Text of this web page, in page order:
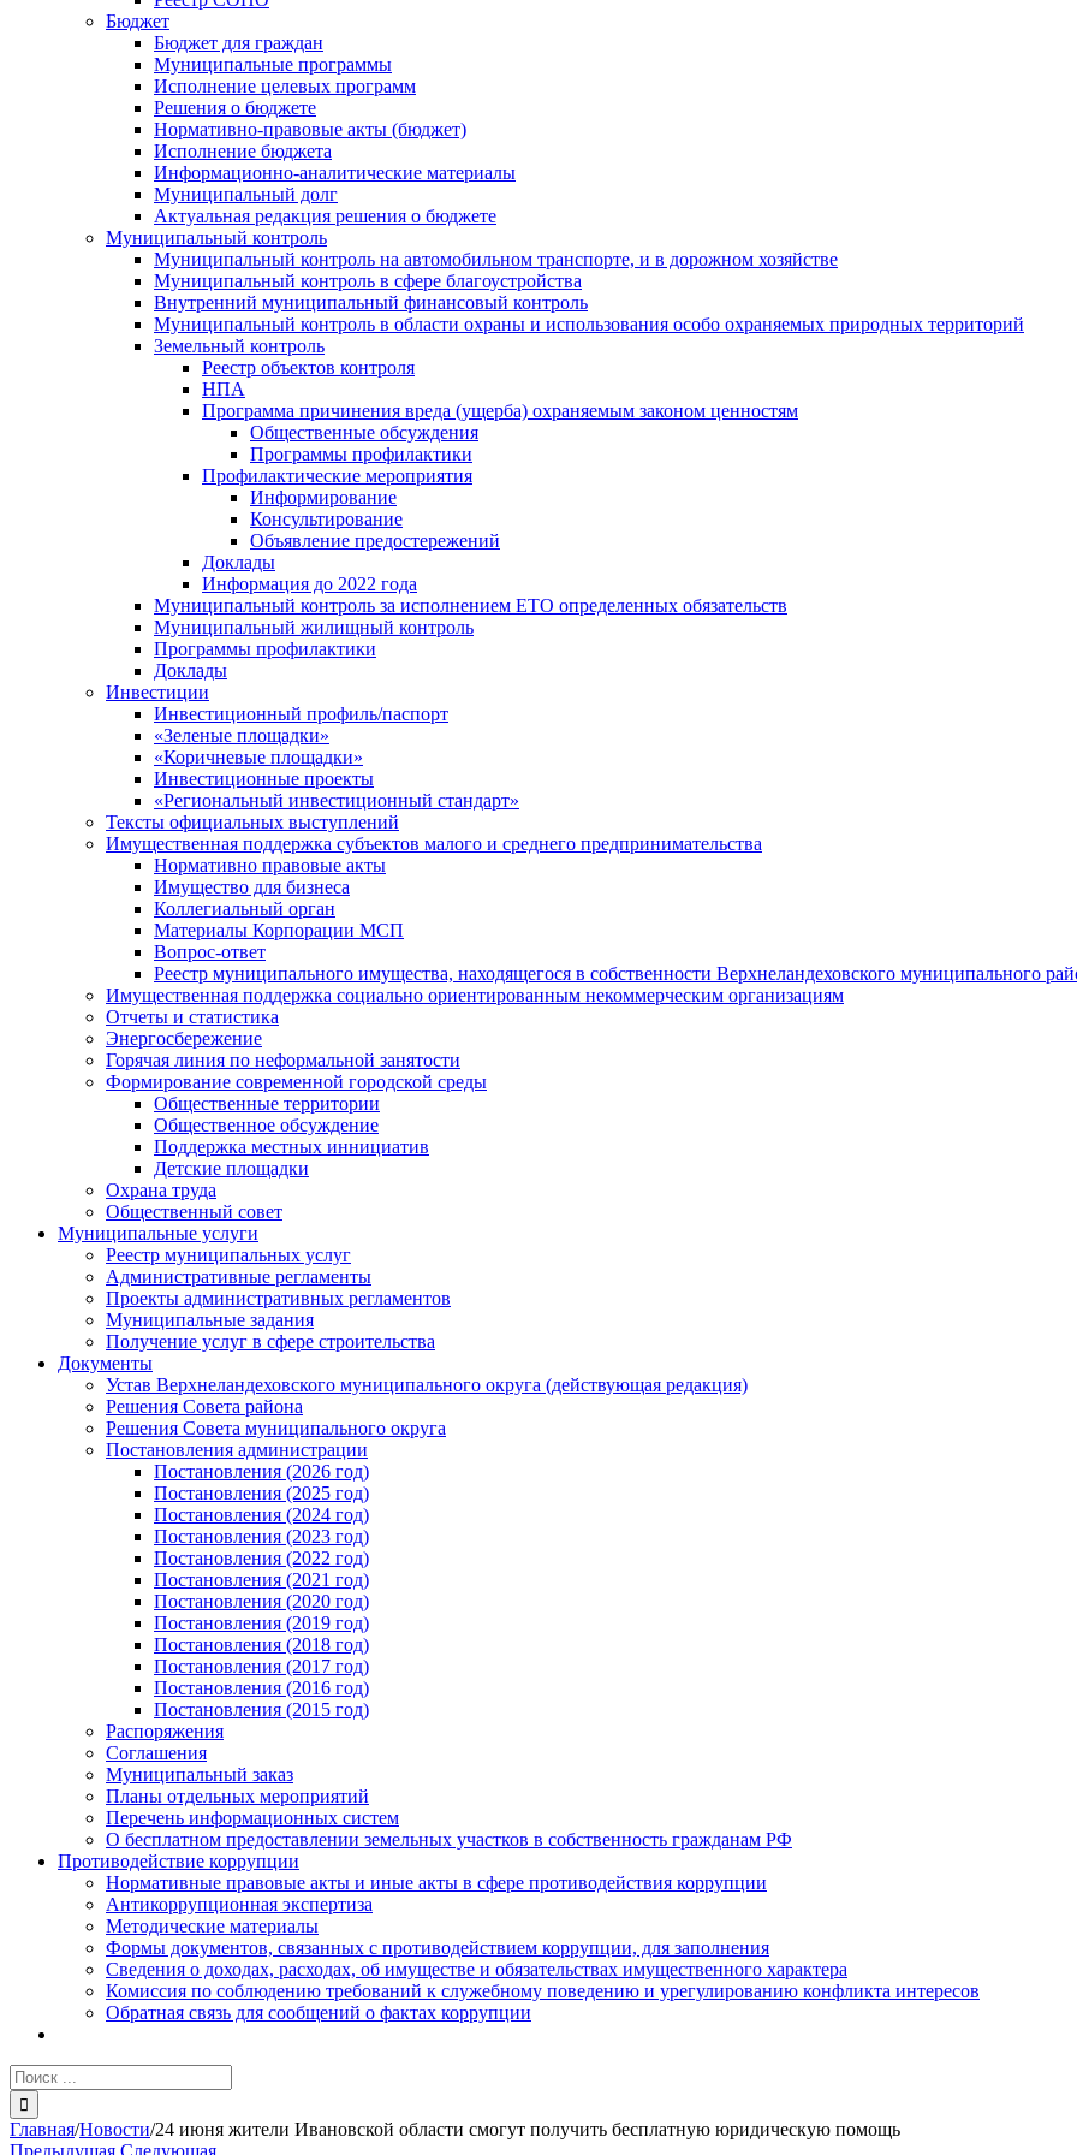
Бюджет
Бюджет для граждан
Муниципальные программы
Исполнение целевых программ
Решения о бюджете
Нормативно-правовые акты (бюджет)
Исполнение бюджета
Информационно-аналитические материалы
Муниципальный долг
Актуальная редакция решения о бюджете
Муниципальный контроль
Муниципальный контроль на автомобильном транспорте, и в дорожном хозяйстве
Муниципальный контроль в сфере благоустройства
Внутренний муниципальный финансовый контроль
Муниципальный контроль в области охраны и использования особо охраняемых природных территорий
Земельный контроль
Реестр объектов контроля
НПА
Программа причинения вреда (ущерба) охраняемым законом ценностям
Общественные обсуждения
Программы профилактики
Профилактические мероприятия
Информирование
Консультирование
Объявление предостережений
Доклады
Информация до 2022 года
Муниципальный контроль за исполнением ЕТО определенных обязательств
Муниципальный жилищный контроль
Программы профилактики
Доклады
Инвестиции
Инвестиционный профиль/паспорт
«Зеленые площадки»
«Коричневые площадки»
Инвестиционные проекты
«Региональный инвестиционный стандарт»
Тексты официальных выступлений
Имущественная поддержка субъектов малого и среднего предпринимательства
Нормативно правовые акты
Имущество для бизнеса
Коллегиальный орган
Материалы Корпорации МСП
Вопрос-ответ
Реестр муниципального имущества, находящегося в собственности Верхнеландеховского муниципального
Имущественная поддержка социально ориентированным некоммерческим организациям
Отчеты и статистика
Энергосбережение
Горячая линия по неформальной занятости
Формирование современной городской среды
Общественные территории
Общественное обсуждение
Поддержка местных иннициатив
Детские площадки
Охрана труда
Общественный совет
Муниципальные услуги
Реестр муниципальных услуг
Административные регламенты
Проекты административных регламентов
Муниципальные задания
Получение услуг в сфере строительства
Документы
Устав Верхнеландеховского муниципального округа (действующая редакция)
Решения Совета района
Решения Совета муниципального округа
Постановления администрации
Постановления (2026 год)
Постановления (2025 год)
Постановления (2024 год)
Постановления (2023 год)
Постановления (2022 год)
Постановления (2021 год)
Постановления (2020 год)
Постановления (2019 год)
Постановления (2018 год)
Постановления (2017 год)
Постановления (2016 год)
Постановления (2015 год)
Распоряжения
Соглашения
Муниципальный заказ
Планы отдельных мероприятий
Перечень информационных систем
О бесплатном предоставлении земельных участков в собственность гражданам РФ
Противодействие коррупции
Нормативные правовые акты и иные акты в сфере противодействия коррупции
Антикоррупционная экспертиза
Методические материалы
Формы документов, связанных с противодействием коррупции, для заполнения
Сведения о доходах, расходах, об имуществе и обязательствах имущественного характера
Комиссия по соблюдению требований к служебному поведению и урегулированию конфликта интересов
Обратная связь для сообщений о фактах коррупции
Результат
поиска:
Главная/Новости/24 июня жители Ивановской области смогут получить бесплатную юридическую помощь
Предыдущая Следующая